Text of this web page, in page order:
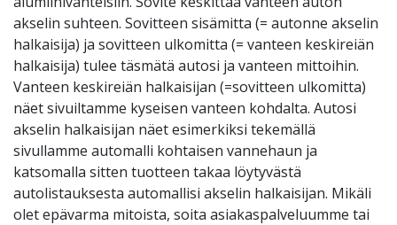
akselin suhteen. Sovitteen sisämitta (= autonne akselin
halkaisija) ja sovitteen ulkomitta (= vanteen keskireiän
halkaisija) tulee täsmätä autosi ja vanteen mittoihin.
Vanteen keskireiän halkaisijan (=sovitteen ulkomitta)
näet sivuiltamme kyseisen vanteen kohdalta. Autosi
akselin halkaisijan näet esimerkiksi tekemällä
sivullamme automalli kohtaisen vannehaun ja
katsomalla sitten tuotteen takaa löytyvästä
autolistauksesta automallisi akselin halkaisijan. Mikäli
olet epävarma mitoista, soita asiakaspalveluumme tai